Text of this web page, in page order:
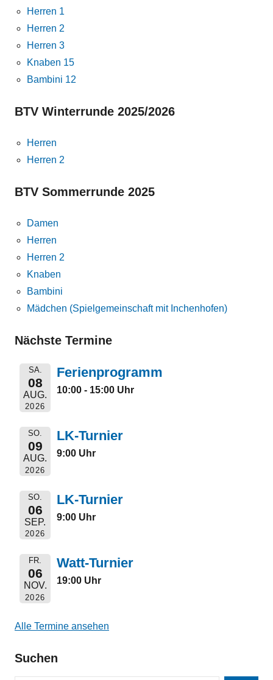
Herren 1
Herren 2
Herren 3
Knaben 15
Bambini 12
BTV Winterrunde 2025/2026
Herren
Herren 2
BTV Sommerrunde 2025
Damen
Herren
Herren 2
Knaben
Bambini
Mädchen (Spielgemeinschaft mit Inchenhofen)
Nächste Termine
SA.
08
AUG.
2026
Ferienprogramm
10:00 - 15:00 Uhr
SO.
09
AUG.
2026
LK-Turnier
9:00 Uhr
SO.
06
SEP.
2026
LK-Turnier
9:00 Uhr
FR.
06
NOV.
2026
Watt-Turnier
19:00 Uhr
Alle Termine ansehen
Suchen